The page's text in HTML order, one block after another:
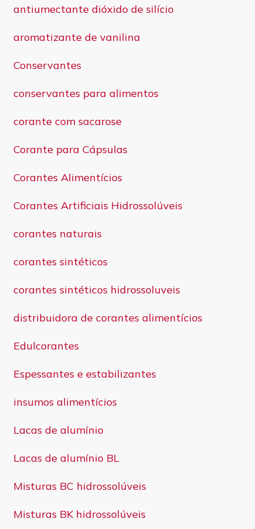
antiumectante dióxido de silício
aromatizante de vanilina
Conservantes
conservantes para alimentos
corante com sacarose
Corante para Cápsulas
Corantes Alimentícios
Corantes Artificiais Hidrossolúveis
corantes naturais
corantes sintéticos
corantes sintéticos hidrossoluveis
distribuidora de corantes alimentícios
Edulcorantes
Espessantes e estabilizantes
insumos alimentícios
Lacas de alumínio
Lacas de alumínio BL
Misturas BC hidrossolúveis
Misturas BK hidrossolúveis